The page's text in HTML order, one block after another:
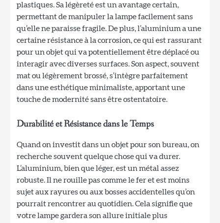
plastiques. Sa légèreté est un avantage certain,
permettant de manipuler la lampe facilement sans
qu’elle ne paraisse fragile. De plus, l’aluminium a une
certaine résistance à la corrosion, ce qui est rassurant
pour un objet qui va potentiellement être déplacé ou
interagir avec diverses surfaces. Son aspect, souvent
mat ou légèrement brossé, s’intègre parfaitement
dans une esthétique minimaliste, apportant une
touche de modernité sans être ostentatoire.
Durabilité et Résistance dans le Temps
Quand on investit dans un objet pour son bureau, on
recherche souvent quelque chose qui va durer.
L’aluminium, bien que léger, est un métal assez
robuste. Il ne rouille pas comme le fer et est moins
sujet aux rayures ou aux bosses accidentelles qu’on
pourrait rencontrer au quotidien. Cela signifie que
votre lampe gardera son allure initiale plus